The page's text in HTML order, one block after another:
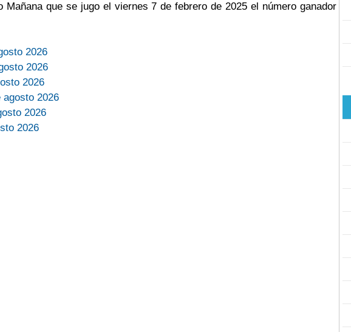
Mañana que se jugo el viernes 7 de febrero de 2025 el número ganador
2026
2026
2026
agosto 2026
2026
2026